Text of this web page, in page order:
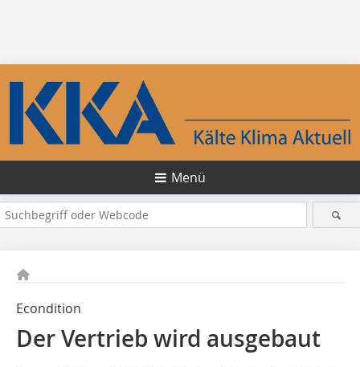
Menü
Econdition
Der Vertrieb wird ausgebaut